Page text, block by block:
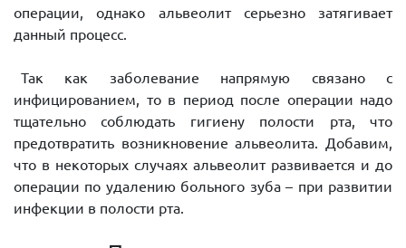
операции, однако альвеолит серьезно затягивает
данный процесс.
Так как заболевание напрямую связано с
инфицированием, то в период после операции надо
тщательно соблюдать гигиену полости рта, что
предотвратить возникновение альвеолита. Добавим,
что в некоторых случаях альвеолит развивается и до
операции по удалению больного зуба – при развитии
инфекции в полости рта.